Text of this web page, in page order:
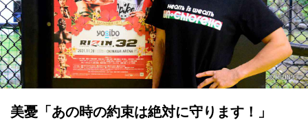
美憂「あの時の約束は絶対に守ります！」